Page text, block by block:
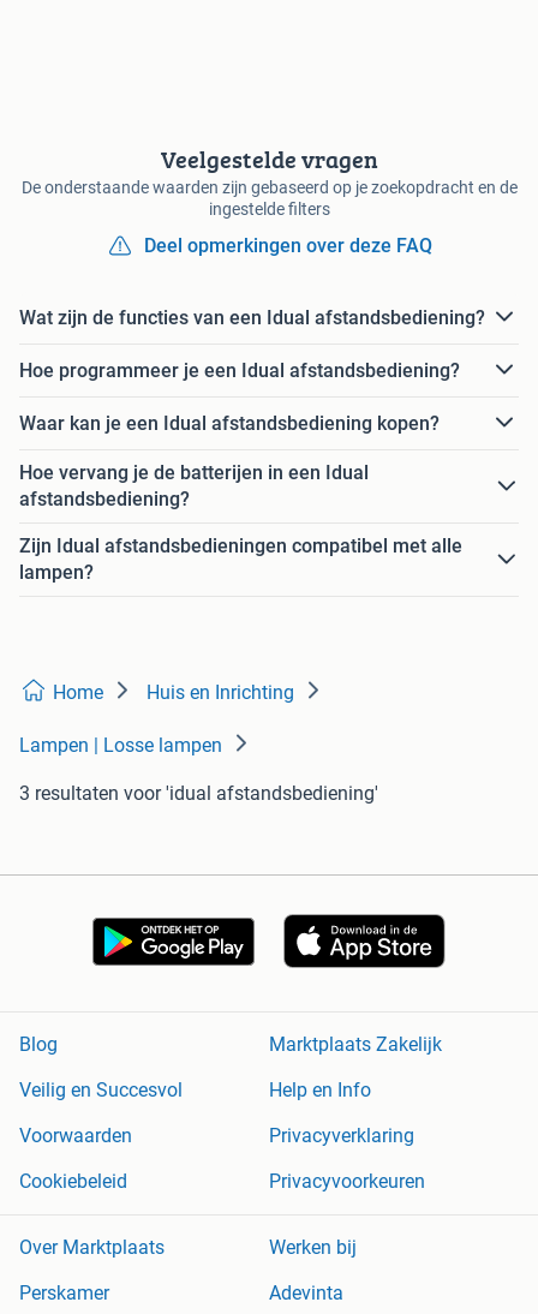
Veelgestelde vragen
De onderstaande waarden zijn gebaseerd op je zoekopdracht en de
ingestelde filters
Deel opmerkingen over deze FAQ
Wat zijn de functies van een Idual afstandsbediening?
Hoe programmeer je een Idual afstandsbediening?
Waar kan je een Idual afstandsbediening kopen?
Hoe vervang je de batterijen in een Idual
afstandsbediening?
Zijn Idual afstandsbedieningen compatibel met alle
lampen?
Home Huis en Inrichting
Lampen | Losse lampen
3 resultaten voor 'idual afstandsbediening'
Blog
Marktplaats Zakelijk
Veilig en Succesvol
Help en Info
Voorwaarden
Privacyverklaring
Cookiebeleid
Privacyvoorkeuren
Over Marktplaats
Werken bij
Perskamer
Adevinta